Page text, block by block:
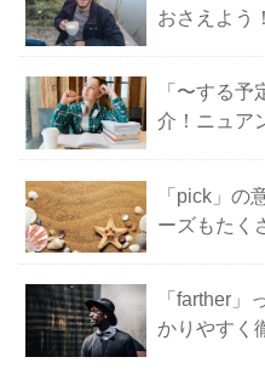
おさえよう！
「〜する
介！ニュア
「pick」の
ーズもたく
「farther」
かりやすく